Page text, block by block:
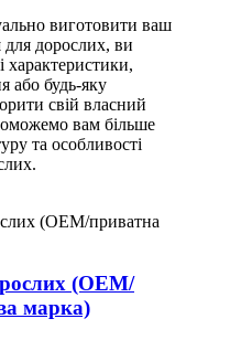
виготовити ваш
дорослих, ви
характеристики,
або будь-яку
свій власний
вам більше
та особливості
(OEM/
марка)